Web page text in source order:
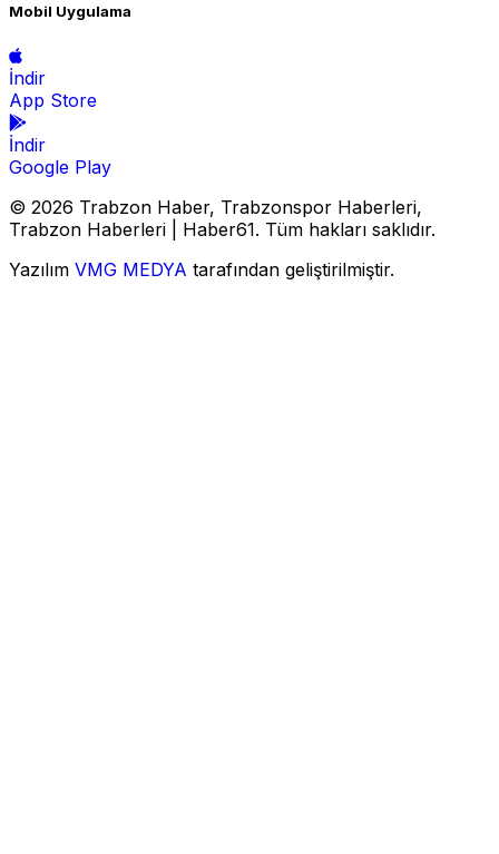
Mobil Uygulama
İndir
App Store
İndir
Google Play
© 2026 Trabzon Haber, Trabzonspor Haberleri,
Trabzon Haberleri | Haber61. Tüm hakları saklıdır.
Yazılım VMG MEDYA tarafından geliştirilmiştir.